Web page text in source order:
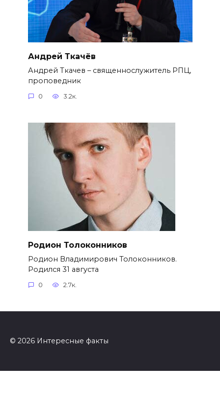
Андрей Ткачёв
Андрей Ткачев – священнослужитель РПЦ,
проповедник
0 3.2к.
Родион Толоконников
Родион Владимирович Толоконников.
Родился 31 августа
0 2.7к.
© 2026 Интересные факты